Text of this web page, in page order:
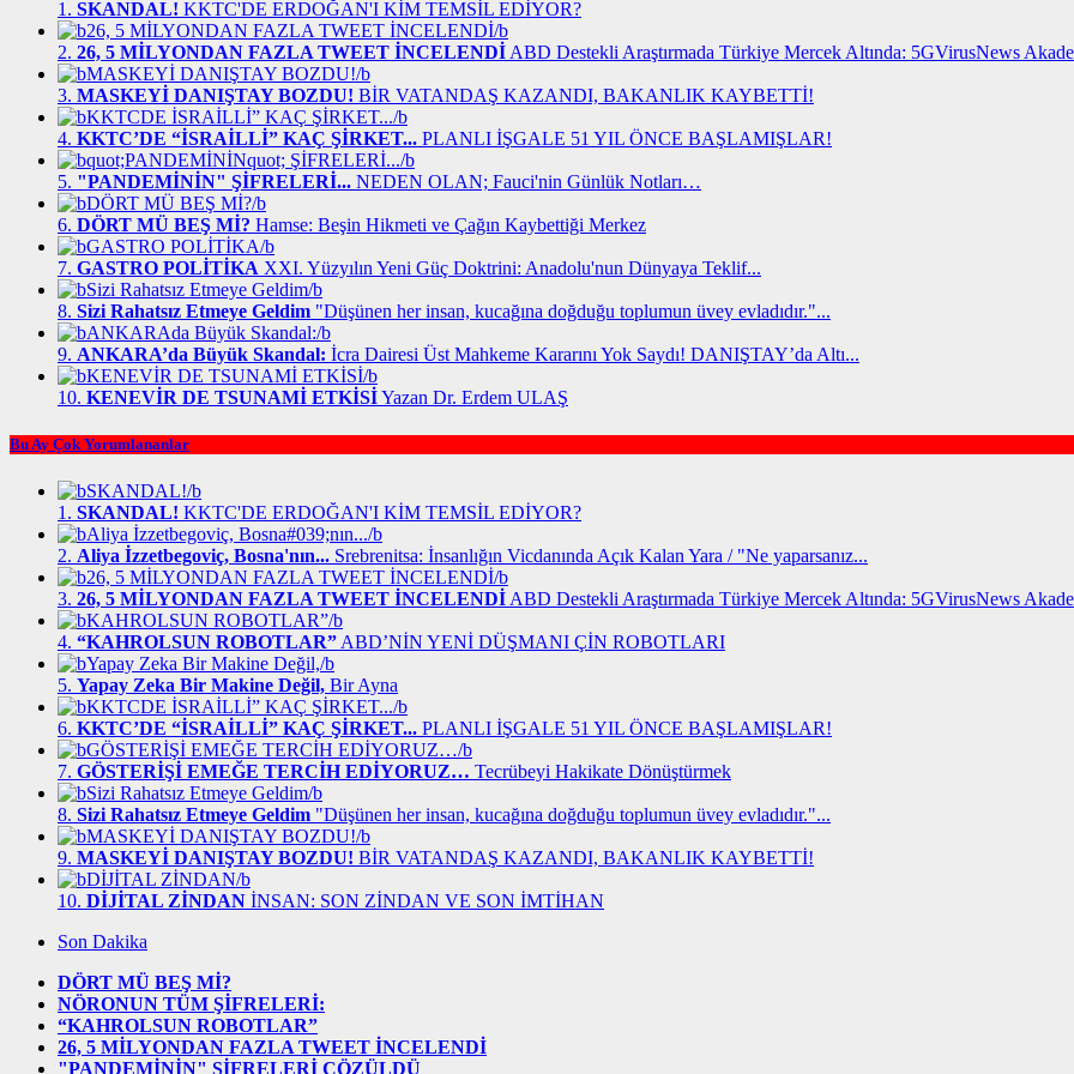
1. SKANDAL! KKTC'DE ERDOĞAN'I KİM TEMSİL EDİYOR?
2. 26, 5 MİLYONDAN FAZLA TWEET İNCELENDİ ABD Destekli Araştırmada Türkiye Mercek Altında: 5GVirusNews
3. MASKEYİ DANIŞTAY BOZDU! BİR VATANDAŞ KAZANDI, BAKANLIK KAYBETTİ!
4. KKTC’DE “İSRAİLLİ” KAÇ ŞİRKET... PLANLI İŞGALE 51 YIL ÖNCE BAŞLAMIŞLAR!
5. "PANDEMİNİN" ŞİFRELERİ... NEDEN OLAN; Fauci'nin Günlük Notları…
6. DÖRT MÜ BEŞ Mİ? Hamse: Beşin Hikmeti ve Çağın Kaybettiği Merkez
7. GASTRO POLİTİKA XXI. Yüzyılın Yeni Güç Doktrini: Anadolu'nun Dünyaya Teklif...
8. Sizi Rahatsız Etmeye Geldim "Düşünen her insan, kucağına doğduğu toplumun üvey evladıdır."...
9. ANKARA’da Büyük Skandal: İcra Dairesi Üst Mahkeme Kararını Yok Saydı! DANIŞTAY’da Altı...
10. KENEVİR DE TSUNAMİ ETKİSİYazan Dr. Erdem ULAŞ
Bu Ay Çok Yorumlananlar
1. SKANDAL! KKTC'DE ERDOĞAN'I KİM TEMSİL EDİYOR?
2. Aliya İzzetbegoviç, Bosna'nın... Srebrenitsa: İnsanlığın Vicdanında Açık Kalan Yara / "Ne yaparsanız...
3. 26, 5 MİLYONDAN FAZLA TWEET İNCELENDİABD Destekli Araştırmada Türkiye Mercek Altında: 5GVirusNews
4. “KAHROLSUN ROBOTLAR”ABD’NİN YENİ DÜŞMANI ÇİN ROBOTLARI
5. Yapay Zeka Bir Makine Değil, Bir Ayna
6. KKTC’DE “İSRAİLLİ” KAÇ ŞİRKET... PLANLI İŞGALE 51 YIL ÖNCE BAŞLAMIŞLAR!
7. GÖSTERİŞİ EMEĞE TERCİH EDİYORUZ… Tecrübeyi Hakikate Dönüştürmek
8. Sizi Rahatsız Etmeye Geldim "Düşünen her insan, kucağına doğduğu toplumun üvey evladıdır."...
9. MASKEYİ DANIŞTAY BOZDU! BİR VATANDAŞ KAZANDI, BAKANLIK KAYBETTİ!
10. DİJİTAL ZİNDAN İNSAN: SON ZİNDAN VE SON İMTİHAN
Son Dakika
DÖRT MÜ BEŞ Mİ?
NÖRONUN TÜM ŞİFRELERİ:
“KAHROLSUN ROBOTLAR”
26, 5 MİLYONDAN FAZLA TWEET İNCELENDİ
"PANDEMİNİN" ŞİFRELERİ ÇÖZÜLDÜ